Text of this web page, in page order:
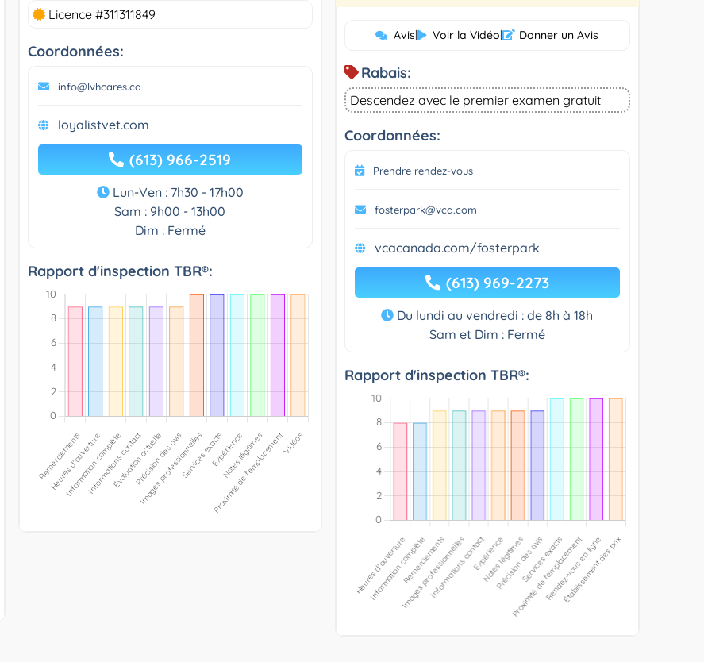
Licence #311311849
Coordonnées:
info@lvhcares.ca
loyalistvet.com
(613) 966-2519
Lun-Ven : 7h30 - 17h00
Sam : 9h00 - 13h00
Dim : Fermé
Rapport d'inspection TBR®:
Avis| Voir la Vidéo| Donner un Avis
Rabais:
Descendez avec le premier examen gratuit
Coordonnées:
Prendre rendez-vous
fosterpark@vca.com
vcacanada.com/fosterpark
(613) 969-2273
Du lundi au vendredi : de 8h à 18h
Sam et Dim : Fermé
Rapport d'inspection TBR®: